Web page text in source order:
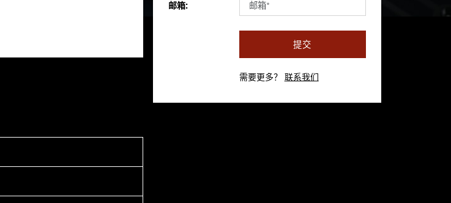
邮箱:
提交
需要更多？ 联系我们